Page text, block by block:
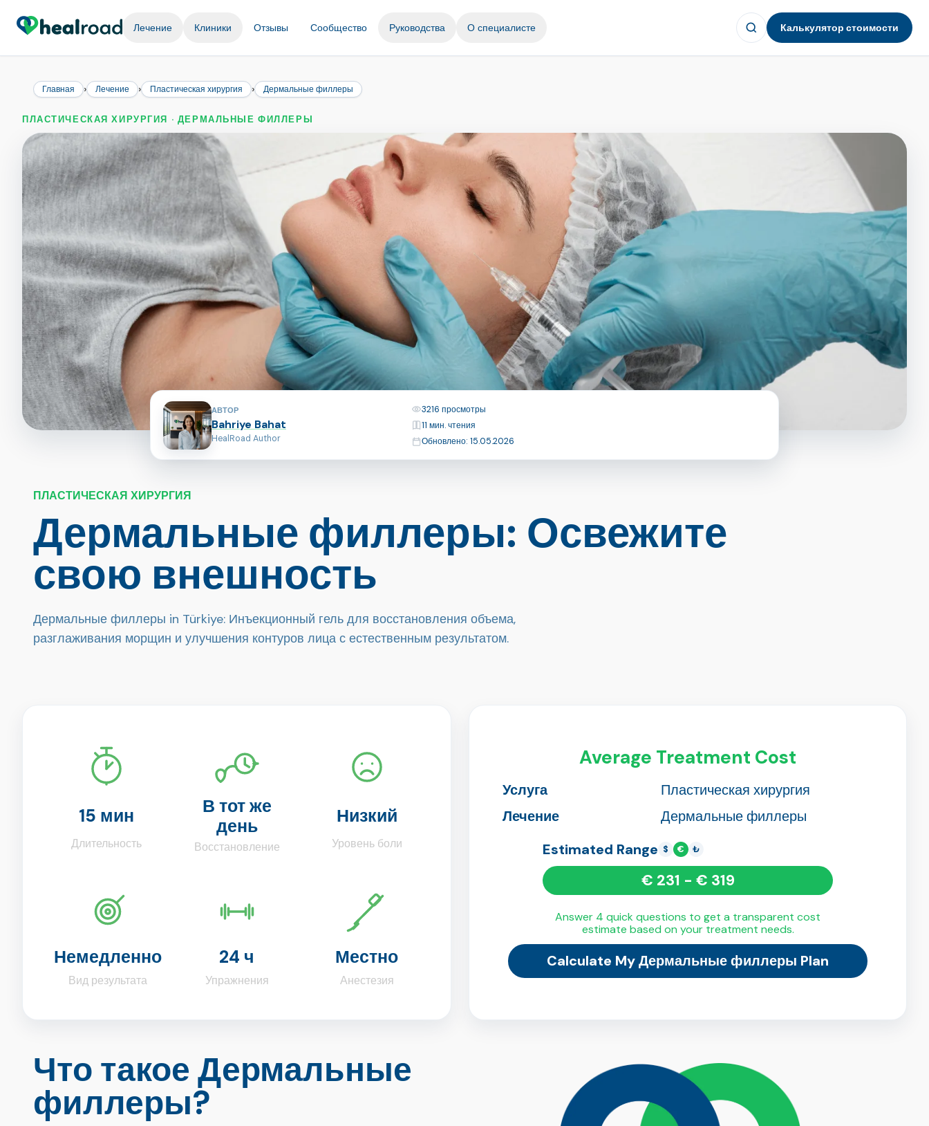
Лечение Клиники Отзывы Сообщество Руководства О специалисте Калькулятор стоимости
Главная › Лечение › Пластическая хирургия › Дермальные филлеры
ПЛАСТИЧЕСКАЯ ХИРУРГИЯ · ДЕРМАЛЬНЫЕ ФИЛЛЕРЫ
ПЛАСТИЧЕСКАЯ ХИРУРГИЯ
Дермальные филлеры: Освежите
свою внешность
Дермальные филлеры in Türkiye: Инъекционный гель для восстановления объема,
разглаживания морщин и улучшения контуров лица с естественным результатом.
Авторы страницы
АВТОР
Bahriye Bahat
HealRoad Author
Просмотры
3216 просмотры
Время чтения
11 мин. чтения
Последнее обновление
Обновлено: 15.05.2026
15 мин
Длительность
В тот же
день
Восстановление
Низкий
Уровень боли
Немедленно
Вид результата
24 ч
Упражнения
Местно
Анестезия
Average Treatment Cost
Услуга
Пластическая хирургия
Лечение
Дермальные филлеры
Estimated Range $ € ₺
€ 231 - € 319
Answer 4 quick questions to get a transparent cost
estimate based on your treatment needs.
Calculate My Дермальные филлеры Plan
Что такое Дермальные
филлеры?